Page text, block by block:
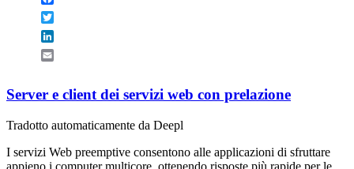
Server e client dei servizi web con prelazione
Tradotto automaticamente da Deepl
I servizi Web preemptive consentono alle applicazioni di sfruttare
appieno i computer multicore, ottenendo risposte più rapide per le